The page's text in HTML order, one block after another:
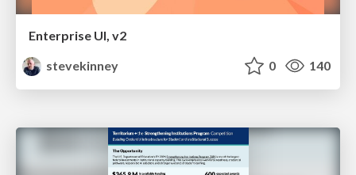
Enterprise UI, v2
stevekinney
0 140